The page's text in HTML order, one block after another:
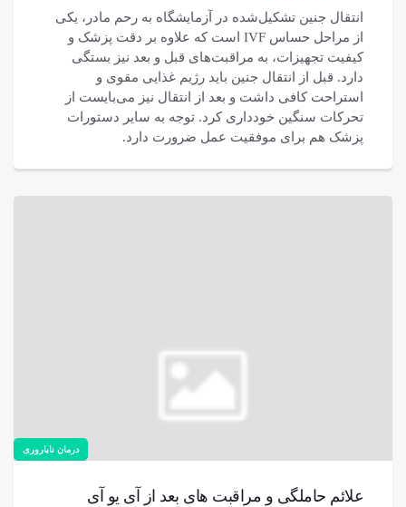
انتقال جنین تشکیل‌شده در آزمایشگاه به رحم مادر، یکی
از مراحل حساس IVF است که علاوه بر دقت پزشک و
کیفیت تجهیزات، به مراقبت‌های قبل و بعد نیز بستگی
دارد. قبل از انتقال جنین باید رژیم غذایی مقوی و
استراحت کافی داشت و بعد از انتقال نیز می‌بایست از
تحرکات سنگین خودداری کرد. توجه به سایر دستورات
پزشک هم برای موفقیت عمل ضرورت دارد.
درمان ناباروری
علائم حاملگی و مراقبت های بعد از آی یو آی